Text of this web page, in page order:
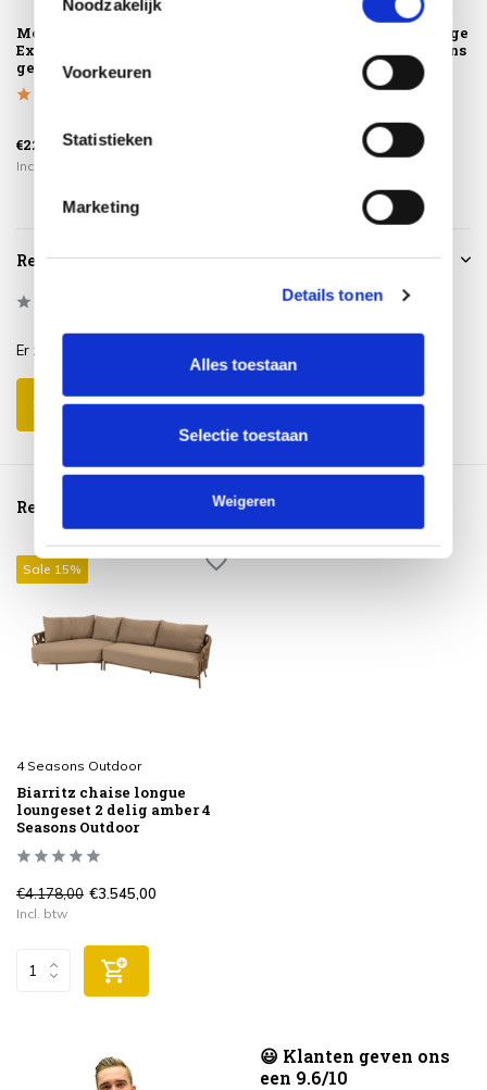
Noodzakelijk
Voorkeuren
Statistieken
Marketing
Details tonen
Alles toestaan
Selectie toestaan
Weigeren
Montagelevering -
Extra gemak &
geen afval
€225,00
Incl. btw
Biarritz lounge
stoel 4 Seasons
Outdoor
€1.079,00
€849,00
Reviews
Er zijn nog geen reviews geschreven over dit product..
Schrijf je eigen review
Reeds bekeken
Sale 15%
4 Seasons Outdoor
Biarritz chaise longue
loungeset 2 delig amber 4
Seasons Outdoor
€4.178,00 €3.545,00
Incl. btw
😃 Klanten geven ons
een 9.6/10